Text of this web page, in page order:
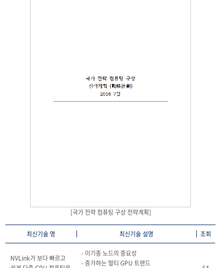
[국가 전략 컴퓨팅 구상 전략계획]
최신기술 명 최신기술 설명 조회
NVLink가 보다 빠르고
- 이기종 노드의 중요성
- 증가하는 멀티 GPU 트렌드